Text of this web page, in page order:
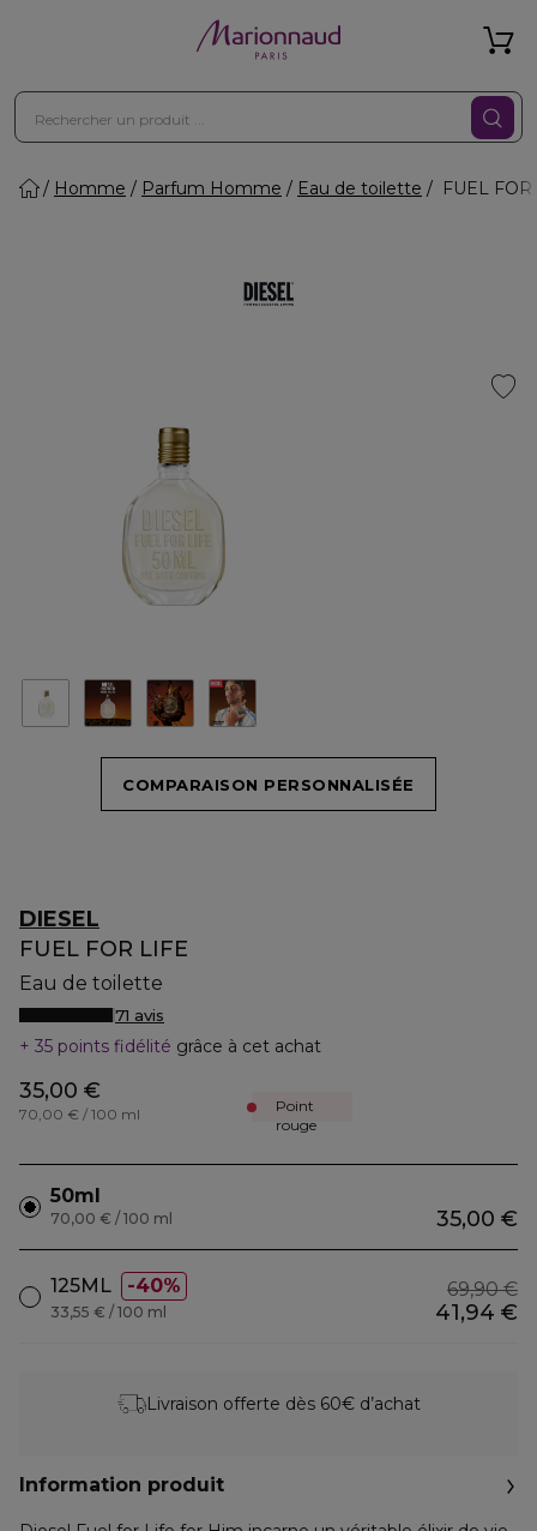
Homme Parfum Homme Eau de toilette FUEL
COMPARAISON PERSONNALISÉE
DIESEL
FUEL FOR LIFE
Eau de toilette
71 avis
35 points fidélité grâce à cet achat
35,00 €
70,00 € / 100 ml
Point
rouge
50ml
35,00 €
70,00 € / 100 ml
125ML 40% 69,90 €
41,94 €
33,55 € / 100 ml
Livraison offerte dès 60€ d’achat
Information produit